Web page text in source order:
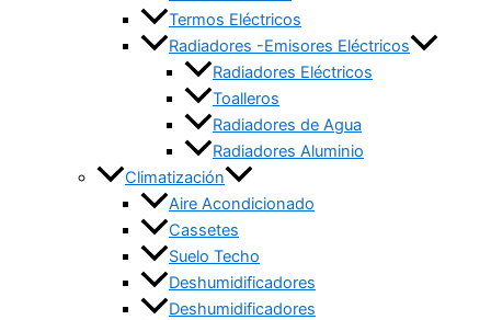
Termos Eléctricos
Radiadores -Emisores Eléctricos
Radiadores Eléctricos
Toalleros
Radiadores de Agua
Radiadores Aluminio
Climatización
Aire Acondicionado
Cassetes
Suelo Techo
Deshumidificadores
Deshumidificadores